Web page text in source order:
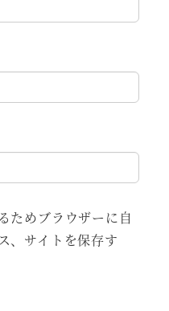
ためブラウザーに自
、サイトを保存す